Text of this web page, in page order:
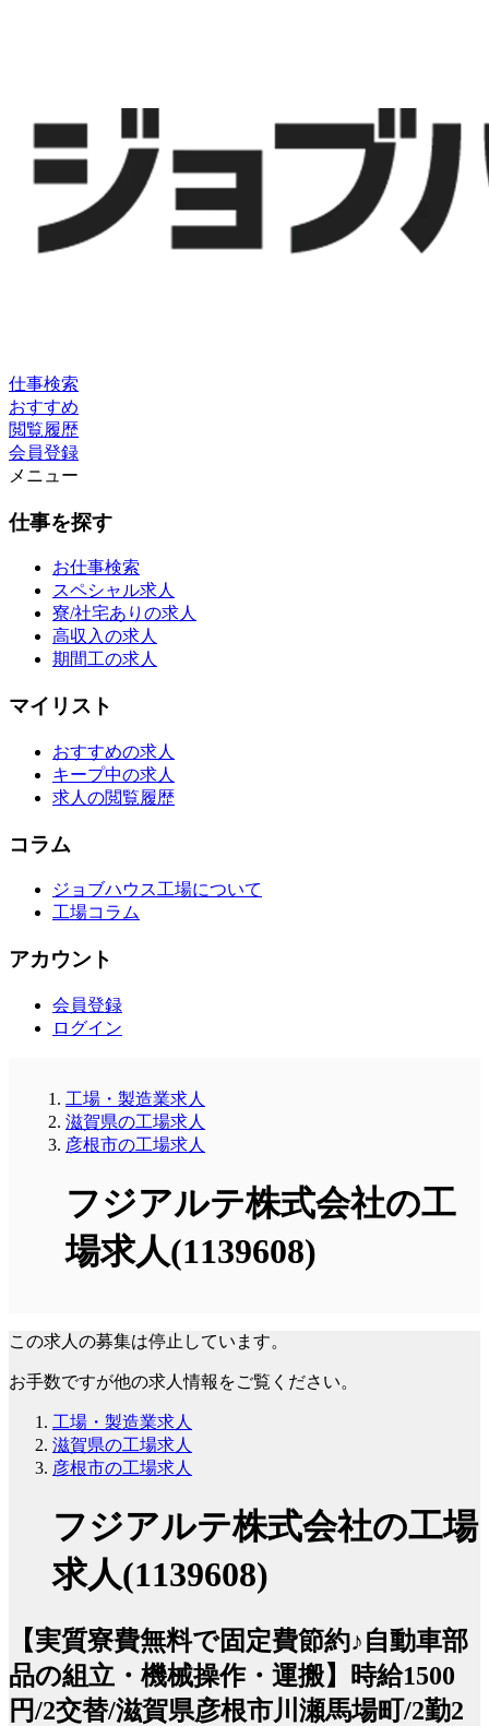
仕事検索
おすすめ
閲覧履歴
会員登録
メニュー
仕事を探す
お仕事検索
スペシャル求人
寮/社宅ありの求人
高収入の求人
期間工の求人
マイリスト
おすすめの求人
キープ中の求人
求人の閲覧履歴
コラム
ジョブハウス工場について
工場コラム
アカウント
会員登録
ログイン
工場・製造業求人
滋賀県の工場求人
彦根市の工場求人
フジアルテ株式会社の工
場求人(1139608)
この求人の募集は停止しています。
お手数ですが他の求人情報をご覧ください。
工場・製造業求人
滋賀県の工場求人
彦根市の工場求人
フジアルテ株式会社の工場
求人(1139608)
【実質寮費無料で固定費節約♪自動車部
品の組立・機械操作・運搬】時給1500
円/2交替/滋賀県彦根市川瀬馬場町/2勤2